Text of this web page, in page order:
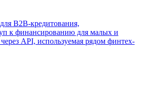
B2B-кредитования,
к финансированию для малых и
API, используемая рядом финтех-